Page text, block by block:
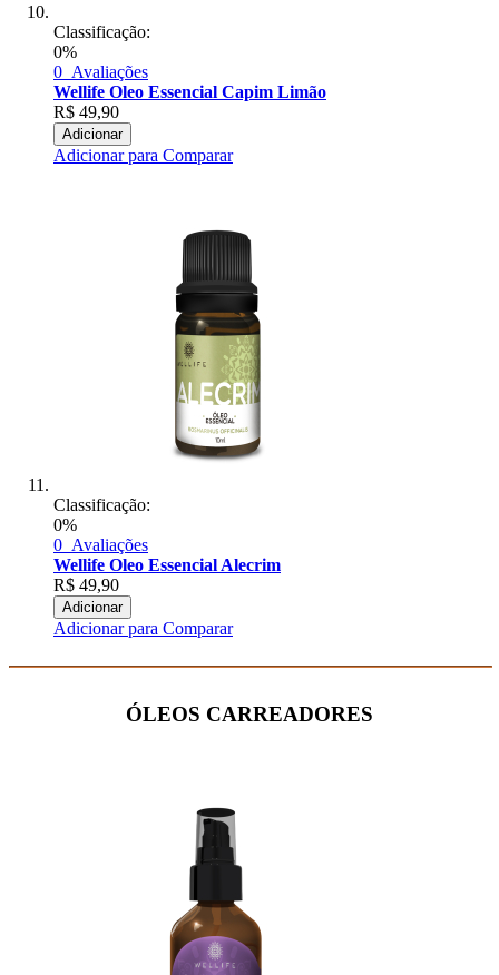
Classificação:
0%
0 Avaliações
Wellife Oleo Essencial Capim Limão
R$ 49,90
Adicionar
Adicionar para Comparar
Classificação:
0%
0 Avaliações
Wellife Oleo Essencial Alecrim
R$ 49,90
Adicionar
Adicionar para Comparar
ÓLEOS CARREADORES